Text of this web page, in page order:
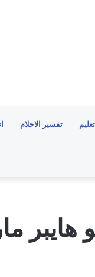
تعليم تفسير الاحلام
هايبر